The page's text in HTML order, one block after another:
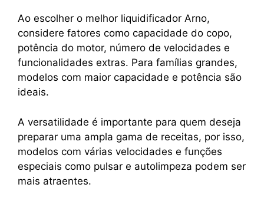
Ao escolher o melhor liquidificador Arno,
considere fatores como capacidade do copo,
potência do motor, número de velocidades e
funcionalidades extras. Para famílias grandes,
modelos com maior capacidade e potência são
ideais.
A versatilidade é importante para quem deseja
preparar uma ampla gama de receitas, por isso,
modelos com várias velocidades e funções
especiais como pulsar e autolimpeza podem ser
mais atraentes.